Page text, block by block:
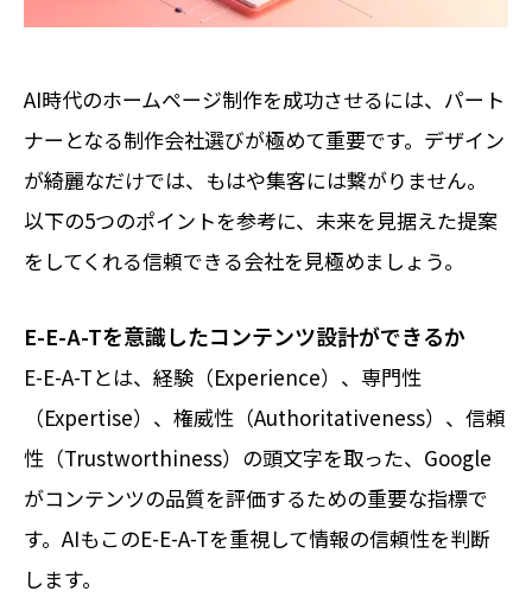
AI時代のホームページ制作を成功させるには、パート
ナーとなる制作会社選びが極めて重要です。デザイン
が綺麗なだけでは、もはや集客には繋がりません。
以下の5つのポイントを参考に、未来を見据えた提案
をしてくれる信頼できる会社を見極めましょう。
E-E-A-Tを意識したコンテンツ設計ができるか
E-E-A-Tとは、経験（Experience）、専門性
（Expertise）、権威性（Authoritativeness）、信頼
性（Trustworthiness）の頭文字を取った、Google
がコンテンツの品質を評価するための重要な指標で
す。AIもこのE-E-A-Tを重視して情報の信頼性を判断
します。